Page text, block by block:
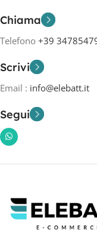
Chiama
Telefono +39
Scrivi
Email : info@elebatt.it
Segui